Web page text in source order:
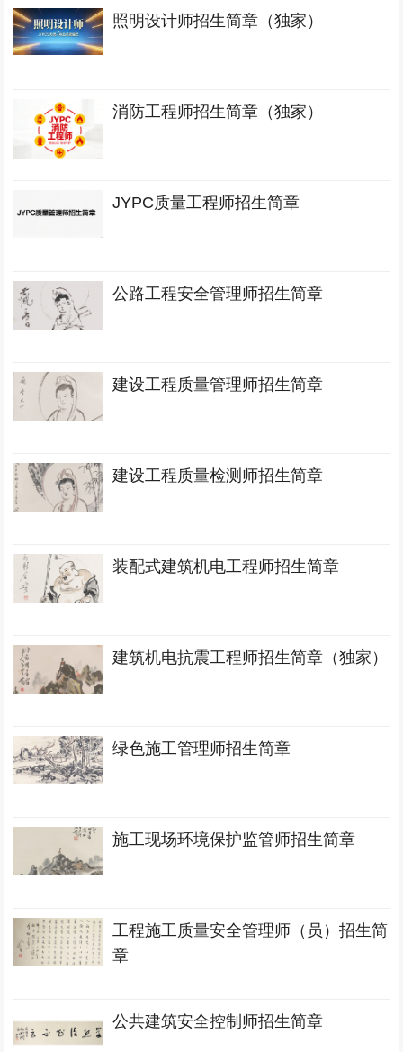
照明设计师招生简章（独家）
消防工程师招生简章（独家）
JYPC质量工程师招生简章
公路工程安全管理师招生简章
建设工程质量管理师招生简章
建设工程质量检测师招生简章
装配式建筑机电工程师招生简章
建筑机电抗震工程师招生简章（独家）
绿色施工管理师招生简章
施工现场环境保护监管师招生简章
工程施工质量安全管理师（员）招生简
章
公共建筑安全控制师招生简章